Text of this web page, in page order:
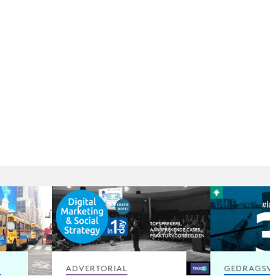
ADVERTORIAL